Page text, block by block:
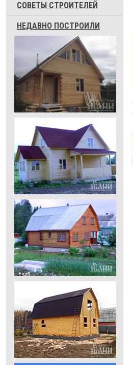
СОВЕТЫ СТРОИТЕЛЕЙ
НЕДАВНО ПОСТРОИЛИ